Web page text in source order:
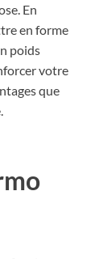
En
en forme
poids
votre
que